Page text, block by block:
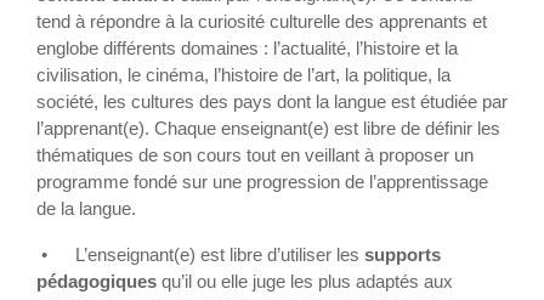
tend à répondre à la curiosité culturelle des apprenants et
englobe différents domaines : l’actualité, l’histoire et la
civilisation, le cinéma, l’histoire de l’art, la politique, la
société, les cultures des pays dont la langue est étudiée par
l’apprenant(e). Chaque enseignant(e) est libre de définir les
thématiques de son cours tout en veillant à proposer un
programme fondé sur une progression de l’apprentissage
de la langue.
• L’enseignant(e) est libre d’utiliser les supports
pédagogiques qu’il ou elle juge les plus adaptés aux